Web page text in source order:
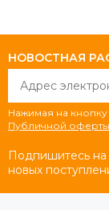
НОВОСТНАЯ
Нажимая на кнопку
Публичной оферты
Подпишитесь на
новых